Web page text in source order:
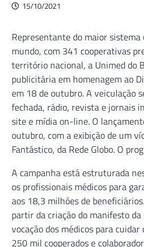
15/10/2021
Representante do maior
mundo, com 341 cooperativas
território nacional, a Unimed do
publicitária em homenagem ao
em 18 de outubro. A veiculação
fechada, rádio, revista e jornais
site e mídia on-line. O
outubro, com a exibição de um
Fantástico, da Rede Globo. O
A campanha está estruturada
os profissionais médicos para
aos 18,3 milhões de
partir da criação do manifesto
vocação dos médicos para cuidar
250 mil cooperados e